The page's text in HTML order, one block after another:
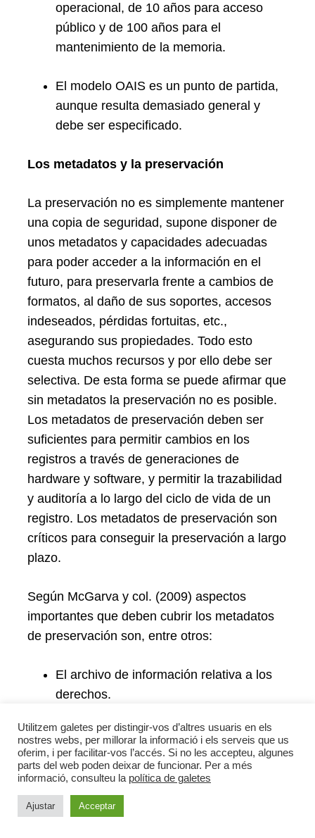
operacional, de 10 años para acceso
público y de 100 años para el
mantenimiento de la memoria.
El modelo OAIS es un punto de partida,
aunque resulta demasiado general y
debe ser especificado.
Los metadatos y la preservación
La preservación no es simplemente mantener
una copia de seguridad, supone disponer de
unos metadatos y capacidades adecuadas
para poder acceder a la información en el
futuro, para preservarla frente a cambios de
formatos, al daño de sus soportes, accesos
indeseados, pérdidas fortuitas, etc.,
asegurando sus propiedades. Todo esto
cuesta muchos recursos y por ello debe ser
selectiva. De esta forma se puede afirmar que
sin metadatos la preservación no es posible.
Los metadatos de preservación deben ser
suficientes para permitir cambios en los
registros a través de generaciones de
hardware y software, y permitir la trazabilidad
y auditoría a lo largo del ciclo de vida de un
registro. Los metadatos de preservación son
críticos para conseguir la preservación a largo
plazo.
Según McGarva y col. (2009) aspectos
importantes que deben cubrir los metadatos
de preservación son, entre otros:
El archivo de información relativa a los
derechos.
Los metadatos administrativos relativos a
la forma de adquisición.
Metadatos técnicos relativos a los
métodos de transferencia, incluyendo la
Utilitzem galetes per distingir-vos d’altres usuaris en els
nostres webs, per millorar la informació i els serveis que us
oferim, i per facilitar-vos l’accés. Si no les accepteu, algunes
parts del web poden deixar de funcionar. Per a més
informació, consulteu la política de galetes
Ajustar Acceptar